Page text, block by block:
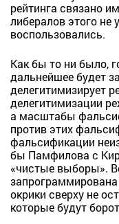
рейтинга связано
либералов этого не
воспользовались.
Как бы то ни было,
дальнейшее будет
делегитимизирует
делегитимизации
а масштабы
против этих
фальсификации
бы Памфилова с
«чистые выборы».
окрики сверху не
которые будут